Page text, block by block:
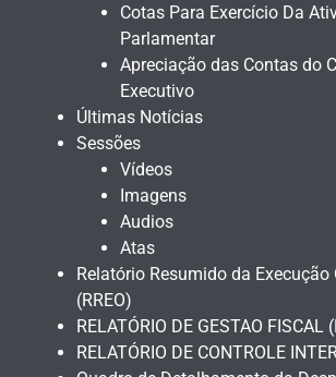
Cotas Para Exercício Da
Parlamentar
Apreciação das Contas do
Executivo
Últimas Notícias
Sessões
Vídeos
Imagens
Audios
Atas
Relatório Resumido da Execução
(RREO)
RELATÓRIO DE GESTAO FISCAL
RELATÓRIO DE CONTROLE